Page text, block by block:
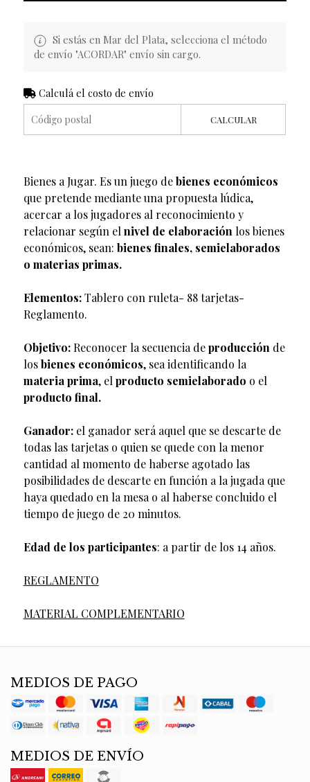
Si estás en Mar del Plata, selecciona el método
de envío "ACORDAR" envío sin cargo.
Calculá el costo de envío
CALCULAR
Bienes a Jugar. Es un juego debienes económicos
que pretende mediante una propuesta lúdica,
acercar a los jugadores al reconocimiento y
relacionar según elnivel de elaboración los bienes
económicos, sean: bienes finales, semielaborados
o materias primas.
Elementos:Tablero con ruleta- 88 tarjetas-
Reglamento.
Objetivo:Reconocer la secuencia deproducción de
losbienes económicos, sea identificando la
materia prima, elproducto semielaborado o el
producto final.
Ganador: el ganador será aquel que se descarte de
todas las tarjetas o quien se quede con la menor
cantidad al momento de haberse agotado las
posibilidades de descarte en función a la jugada que
haya quedado en la mesa o al haberse concluido el
tiempo de juego de 20 minutos.
Edad de los participantes: a partir de los 14 años.
REGLAMENTO
MATERIAL COMPLEMENTARIO
MEDIOS DE PAGO
MEDIOS DE ENVÍO